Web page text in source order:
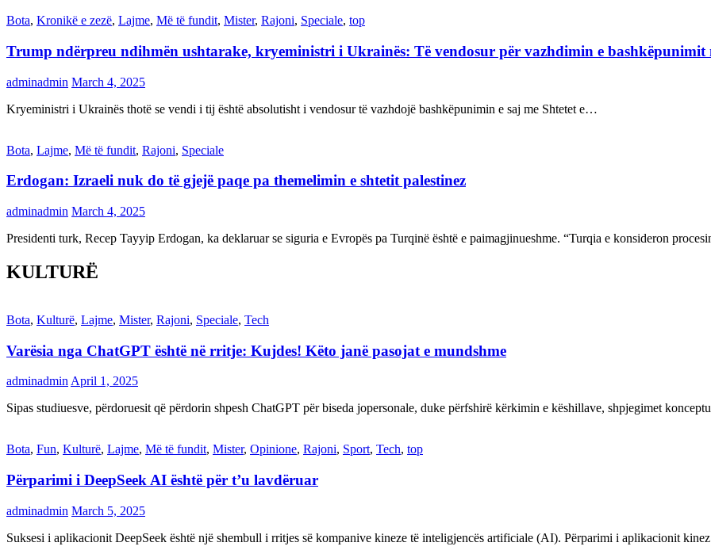
Bota, Kronikë e zezë, Lajme, Më të fundit, Mister, Rajoni, Speciale, top
Trump ndërpreu ndihmën ushtarake, kryeministri i Ukrainës: Të vendosur për vazhdimin e bashkëpunimit
adminadmin March 4, 2025
Kryeministri i Ukrainës thotë se vendi i tij është absolutisht i vendosur të vazhdojë bashkëpunimin e saj me Shtetet e…
Bota, Lajme, Më të fundit, Rajoni, Speciale
Erdogan: Izraeli nuk do të gjejë paqe pa themelimin e shtetit palestinez
adminadmin March 4, 2025
Presidenti turk, Recep Tayyip Erdogan, ka deklaruar se siguria e Evropës pa Turqinë është e paimagjinueshme. “Turqia e konsideron
KULTURË
Bota, Kulturë, Lajme, Mister, Rajoni, Speciale, Tech
Varësia nga ChatGPT është në rritje: Kujdes! Këto janë pasojat e mundshme
adminadmin April 1, 2025
Sipas studiuesve, përdoruesit që përdorin shpesh ChatGPT për biseda jopersonale, duke përfshirë kërkimin e këshillave, shpjegimet
Bota, Fun, Kulturë, Lajme, Më të fundit, Mister, Opinione, Rajoni, Sport, Tech, top
Përparimi i DeepSeek AI është për t’u lavdëruar
adminadmin March 5, 2025
Suksesi i aplikacionit DeepSeek është një shembull i rritjes së kompanive kineze të inteligjencës artificiale (AI). Përparimi i aplikacionit